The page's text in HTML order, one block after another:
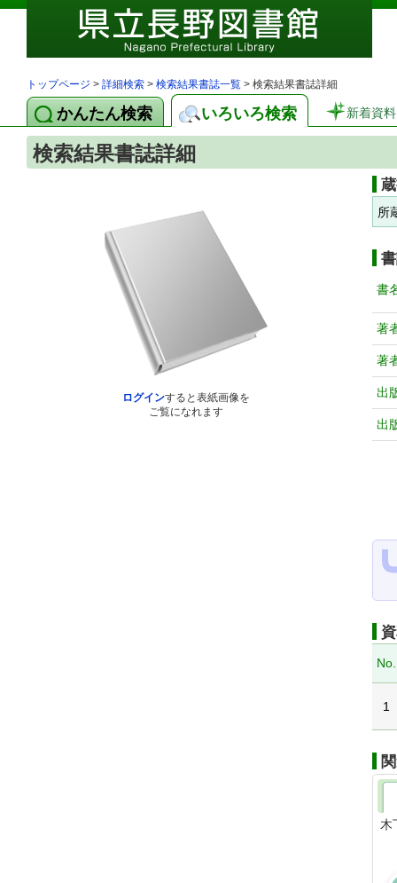
トップページ > 詳細検索 > 検索結果書誌一覧 > 検索結果書誌詳細
かんたん検索 いろいろ検索 新着資料
検索結果書誌詳細
ログインすると表紙画像を
ご覧になれます
所
書
著
著
出
出
No.
1
木